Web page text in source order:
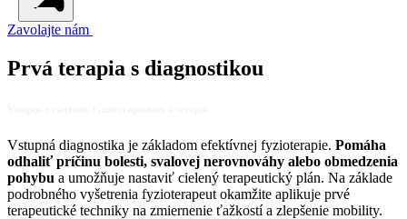
Zavolajte nám
Prvá terapia s diagnostikou
Vstupná diagnostika je základom efektívnej fyzioterapie. Pomáha
odhaliť príčinu bolesti, svalovej nerovnováhy alebo obmedzenia
pohybu a umožňuje nastaviť cielený terapeutický plán. Na základe
podrobného vyšetrenia fyzioterapeut okamžite aplikuje prvé
terapeutické techniky na zmiernenie ťažkostí a zlepšenie mobility.